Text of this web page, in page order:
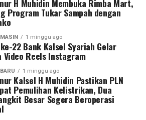
dengan seluruh
agar unit yang masih dalam
beroperasi,” ujar Saleh Siswanto.
setelah pembangkit Tanjung
Unit 2 SKS Listrik Kalimantan
daya akan kembali
pemadaman bergilir dapat
Gubernur untuk pelaksanaan
antinya, apalagi saat ini kita
anggaran, ” ucap
tetap menyediakan kegiatan
hiburan dan angkutan gratis,
makanan gratis seperti
H Muhidin Membuka Rimba Mart,
Program Tukar Sampah dengan
1 minggu ago
22 Bank Kalsel Syariah Gelar
Video Reels Instagram
1 minggu ago
Kalsel H Muhidin Pastikan PLN
Pemulihan Kelistrikan, Dua
Besar Segera Beroperasi